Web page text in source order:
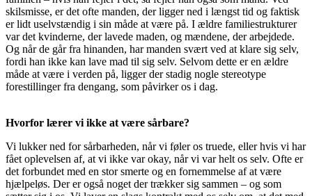
skilsmisse, er det ofte manden, der ligger ned i længst tid og faktisk
er lidt uselvstændig i sin måde at være på. I ældre familiestrukturer
var det kvinderne, der lavede maden, og mændene, der arbejdede.
Og når de går fra hinanden, har manden svært ved at klare sig selv,
fordi han ikke kan lave mad til sig selv. Selvom dette er en ældre
måde at være i verden på, ligger der stadig nogle stereotype
forestillinger fra dengang, som påvirker os i dag.
Hvorfor lærer vi ikke at være sårbare?
Vi lukker ned for sårbarheden, når vi føler os truede, eller hvis vi har
fået oplevelsen af, at vi ikke var okay, når vi var helt os selv. Ofte er
det forbundet med en stor smerte og en fornemmelse af at være
hjælpeløs. Der er også noget der trækker sig sammen – og som